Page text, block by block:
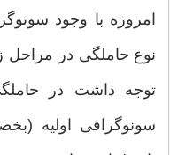
امروزه با وجود
نوع حاملگی در مراحل
توجه داشت در
سونوگرافی اولیه